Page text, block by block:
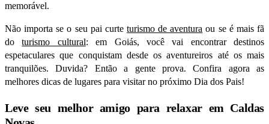
memorável.
Não importa se o seu pai curte turismo de aventura ou se é mais fã
doturismo cultural: em Goiás, você vai encontrar destinos
espetaculares que conquistam desde os aventureiros até os mais
tranquilões. Duvida? Então a gente prova. Confira agora as
melhores dicas de lugares para visitar no próximo Dia dos Pais!
Leve seu melhor amigo para relaxar em Caldas